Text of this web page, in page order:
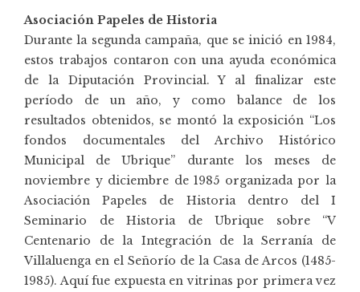
Asociación Papeles de Historia
Durante la segunda campaña, que se inició en 1984,
estos trabajos contaron con una ayuda económica
de la Diputación Provincial. Y al finalizar este
período de un año, y como balance de los
resultados obtenidos, se montó la exposición “Los
fondos documentales del Archivo Histórico
Municipal de Ubrique” durante los meses de
noviembre y diciembre de 1985 organizada por la
Asociación Papeles de Historia dentro del I
Seminario de Historia de Ubrique sobre “V
Centenario de la Integración de la Serranía de
Villaluenga en el Señorío de la Casa de Arcos (1485-
1985). Aquí fue expuesta en vitrinas por primera vez